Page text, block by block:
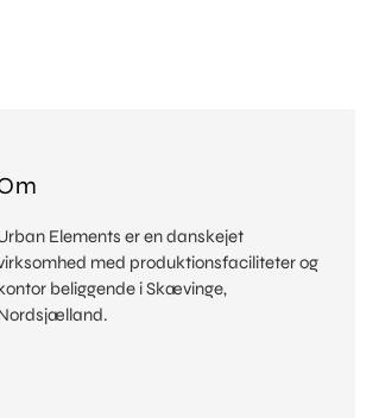
Elements er en danskejet
med produktionsfaciliteter og
beliggende i Skævinge,